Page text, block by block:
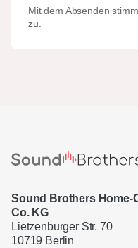
Mit dem Absenden
zu.
Sound Brothers Home-
Co. KG
Lietzenburger Str. 70
10719 Berlin